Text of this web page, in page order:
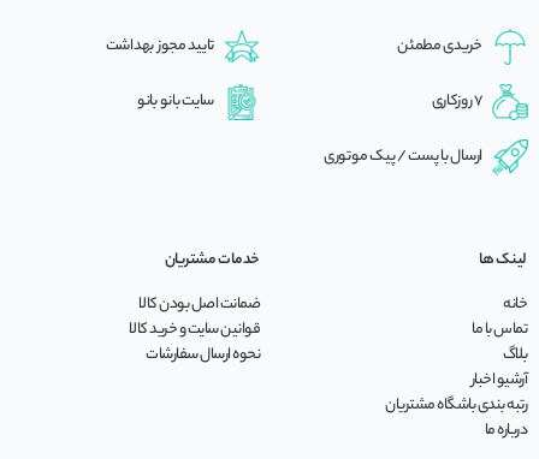
خریدی مطمئن تایید مجوز بهداشت
7 روزکاری سایت بانو بانو
ارسال با پست / پیک موتوری
لینک ها
خانه
تماس با ما
بلاگ
آرشیو اخبار
رتبه بندی باشگاه مشتریان
درباره ما
خدمات مشتریان
ضمانت اصل بودن کالا
قوانین سایت و خرید کالا
نحوه ارسال سفارشات